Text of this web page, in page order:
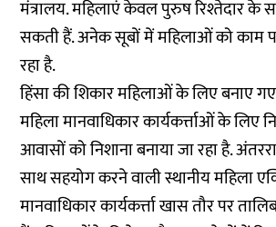
मंत्रालय. महिलाएं केवल पुरुष रिश्तेदार के
सकती हैं. अनेक सूबों में महिलाओं को काम
रहा है.
हिंसा की शिकार महिलाओं के लिए बनाए गए
महिला मानवाधिकार कार्यकर्त्ताओं के लिए
आवासों को निशाना बनाया जा रहा है.
साथ सहयोग करने वाली स्थानीय महिला
मानवाधिकार कार्यकर्त्ता खास तौर पर